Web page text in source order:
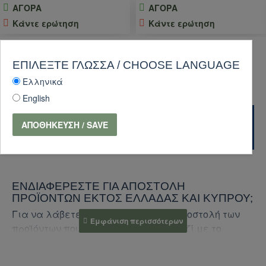
ΑΓΟΡΑ
Κάντε ερώτηση
ΑΓΟΡΑ
Κάντε ερώτηση
ΔΙΕΘΝΕΊΣ ΑΠΟΣΤΟΛΈΣ
ΕΝΔΙΑΦΈΡΕΣΤΕ ΓΙΑ ΑΠΟΣΤΟΛΉ
ΠΡΟΪΌΝΤΩΝ ΕΚΤΌΣ ΕΛΛΆΔΑΣ ΚΑΙ ΚΎΠΡΟΥ;
Για να λάβετε προσφορά για την αποστολή των
προϊόντων που σας ενδιαφέρουν, μαζί με το
ΕΠΙΛΈΞΤΕ ΓΛΏΣΣΑ / CHOOSE LANGUAGE
Ελληνικά
English
ΑΠΟΘΉΚΕΥΣΗ / SAVE